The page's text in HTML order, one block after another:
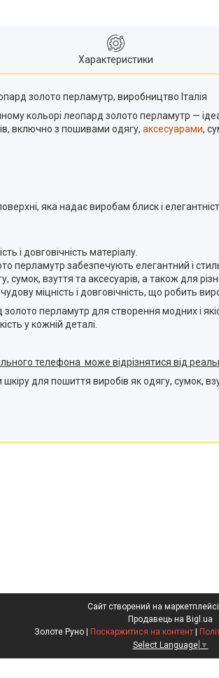
Характеристики
золото перламутр, виробництво Італія
кольорі леопард золото перламутр —
включно з пошивами одягу, аксесуарами,
яка надає виробам блиск і
і довговічність матеріалу.
перламутр забезпечують елегантний і
взуття та аксесуарів, а також для
міцність і довговічність, що робить
перламутр для створення модних і
у кожній деталі.
телефона може відрізнятися від
для пошиття виробів як одягу, сумок,
Сайт створений на маркетплейсі
Продавець на Bigl.ua
Поскаржитися на контент
Select Language ▼